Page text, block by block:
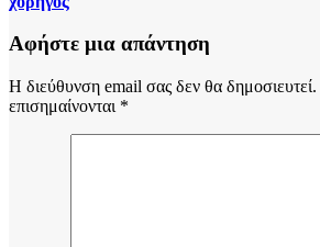
Αφήστε μια απάντηση
Η διεύθυνση email σας δεν θα δημοσιευτεί.
επισημαίνονται *